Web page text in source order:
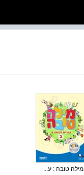
מילה טובה : ע...